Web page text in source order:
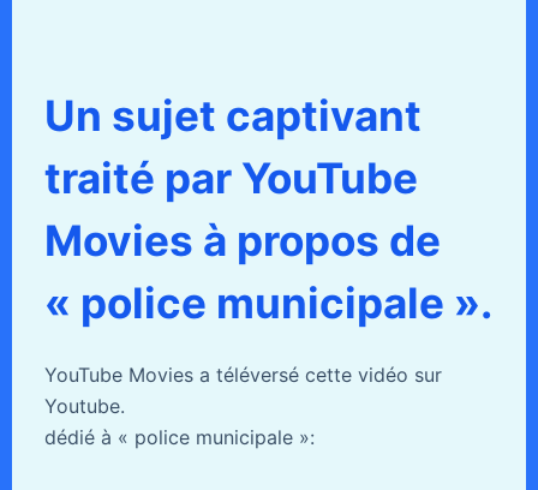
Un sujet captivant
traité par YouTube
Movies à propos de
« police municipale ».
YouTube Movies a téléversé cette vidéo sur
Youtube.
dédié à « police municipale »: